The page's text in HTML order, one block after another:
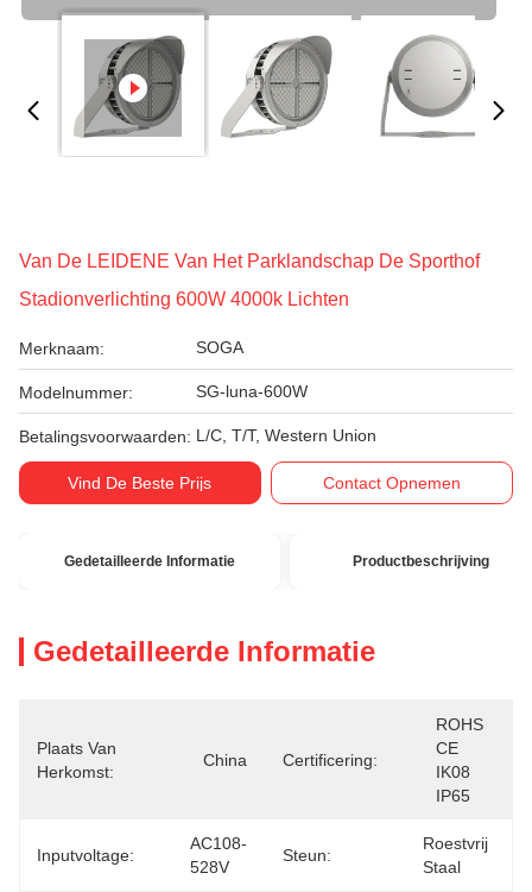
Van De LEIDENE Van Het Parklandschap De Sporthof
Stadionverlichting 600W 4000k Lichten
Merknaam: SOGA
Modelnummer: SG-luna-600W
Betalingsvoorwaarden: L/C, T/T, Western Union
Vind De Beste Prijs Contact Opnemen
Gedetailleerde Informatie Productbeschrijving
Gedetailleerde Informatie
Plaats Van
Herkomst:
China Certificering:
ROHS
CE
IK08
IP65
Inputvoltage:
AC108-
528V
Steun:
Roestvrij
Staal